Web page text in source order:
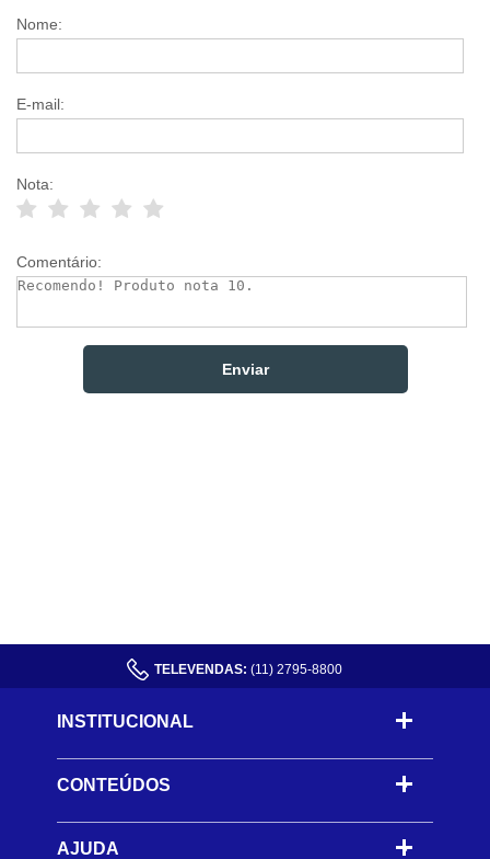
Nome:
E-mail:
Nota:
Comentário:
TELEVENDAS: (11) 2795-8800
INSTITUCIONAL
CONTEÚDOS -
AJUDA -